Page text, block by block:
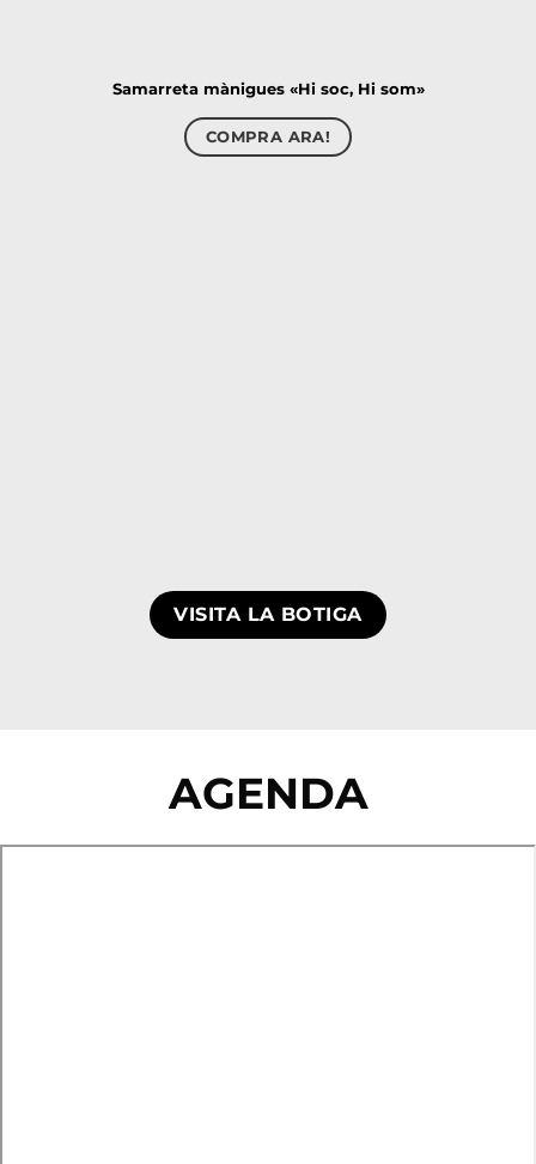
Samarreta mànigues «Hi soc, Hi som»
COMPRA ARA!
VISITA LA BOTIGA
AGENDA